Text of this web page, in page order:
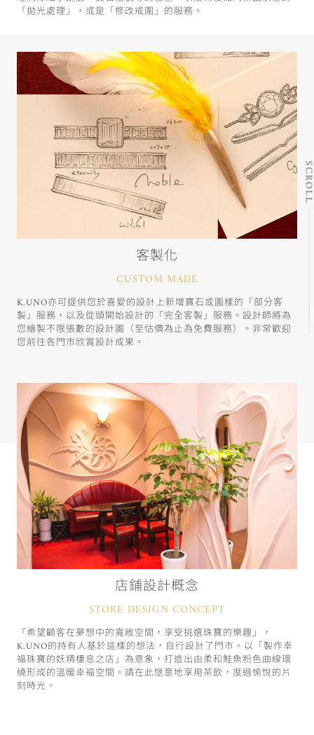
「拋光處理」，或是「修改戒圍」的服務。
客製化
CUSTOM MADE
K.UNO亦可提供您於喜愛的設計上新增寶石或圖樣的「部分客
製」服務，以及從頭開始設計的「完全客製」服務。設計師將為
您繪製不限張數的設計圖（至估價為止為免費服務）。非常歡迎
您前往各門市欣賞設計成果。
店鋪設計概念
STORE DESIGN CONCEPT
「希望顧客在夢想中的寬敞空間，享受挑選珠寶的樂趣」，
K.UNO的持有人基於這樣的想法，自行設計了門市。以「製作幸
福珠寶的妖精棲息之店」為意象，打造出由柔和鮭魚粉色曲線環
繞形成的溫暖幸福空間。請在此愜意地享用茶飲，度過愉悅的片
刻時光。